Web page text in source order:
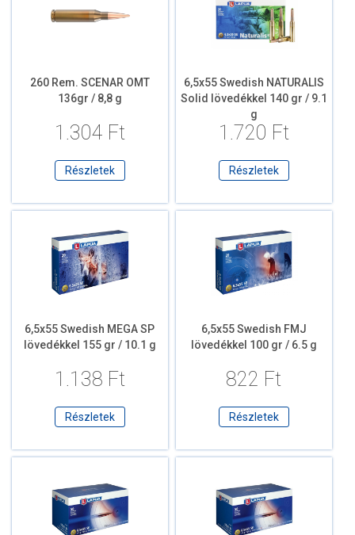
260 Rem. SCENAR OMT
136gr / 8,8 g
1.304 Ft
Részletek
6,5x55 Swedish NATURALIS
Solid lövedékkel 140 gr / 9.1
g
1.720 Ft
Részletek
6,5x55 Swedish MEGA SP
lövedékkel 155 gr / 10.1 g
1.138 Ft
Részletek
6,5x55 Swedish FMJ
lövedékkel 100 gr / 6.5 g
822 Ft
Részletek